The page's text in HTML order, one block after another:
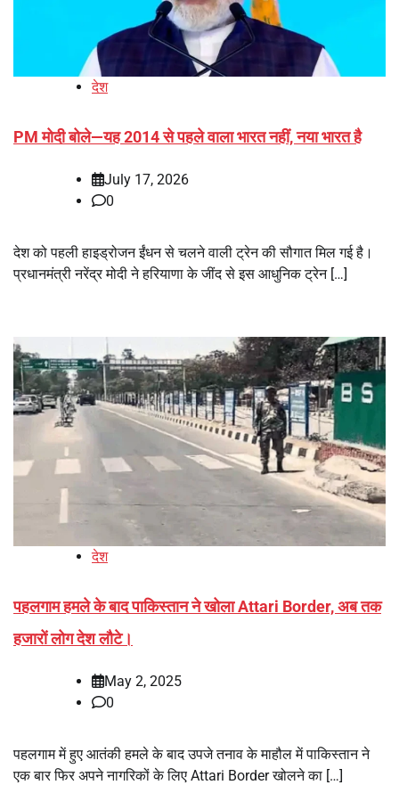
देश
PM मोदी बोले—यह 2014 से पहले वाला भारत नहीं, नया भारत है
July 17, 2026
0
देश को पहली हाइड्रोजन ईंधन से चलने वाली ट्रेन की सौगात मिल गई है।
प्रधानमंत्री नरेंद्र मोदी ने हरियाणा के जींद से इस आधुनिक ट्रेन […]
देश
पहलगाम हमले के बाद पाकिस्तान ने खोला Attari Border, अब तक
हजारों लोग देश लौटे।
May 2, 2025
0
पहलगाम में हुए आतंकी हमले के बाद उपजे तनाव के माहौल में पाकिस्तान ने
एक बार फिर अपने नागरिकों के लिए Attari Border खोलने का […]